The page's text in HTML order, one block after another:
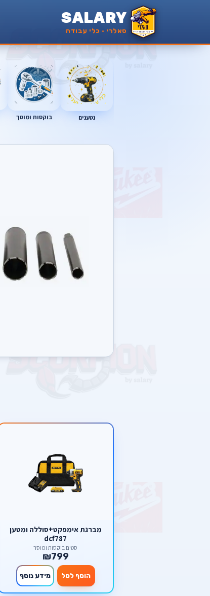
SALARY
סאלרי · כלי עבודה
נטענים בוקסות ומוסך
מברגת אימפקט+סוללה ומטען
dcf787
סטים בוקסות ומוסך
₪799
הוסף לסל מידע נוסף